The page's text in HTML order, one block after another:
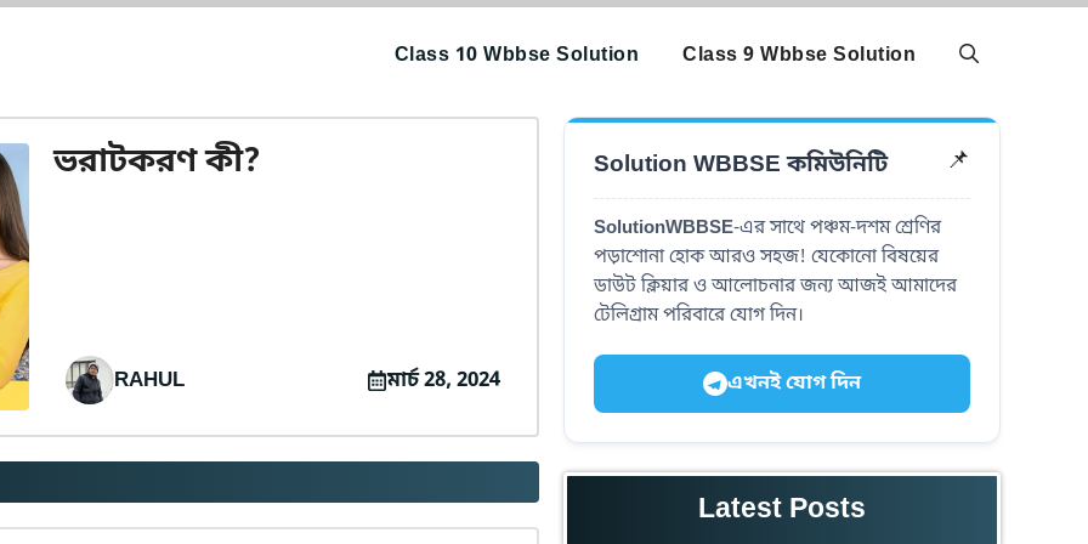
Class 10 Wbbse Solution Class 9 Wbbse Solution
ভরাটকরণ কী?
RAHUL মার্চ 28, 2024
Solution WBBSE কমিউনিটি 📌
SolutionWBBSE-এর সাথে পঞ্চম-দশম শ্রেণির
পড়াশোনা হোক আরও সহজ! যেকোনো বিষয়ের
ডাউট ক্লিয়ার ও আলোচনার জন্য আজই আমাদের
টেলিগ্রাম পরিবারে যোগ দিন।
এখনই যোগ দিন
Latest Posts